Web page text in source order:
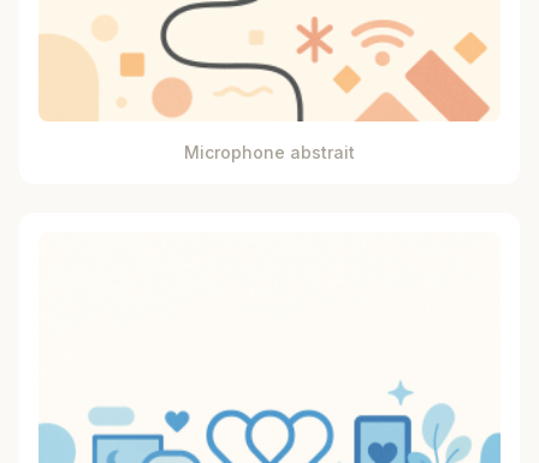
Microphone abstrait